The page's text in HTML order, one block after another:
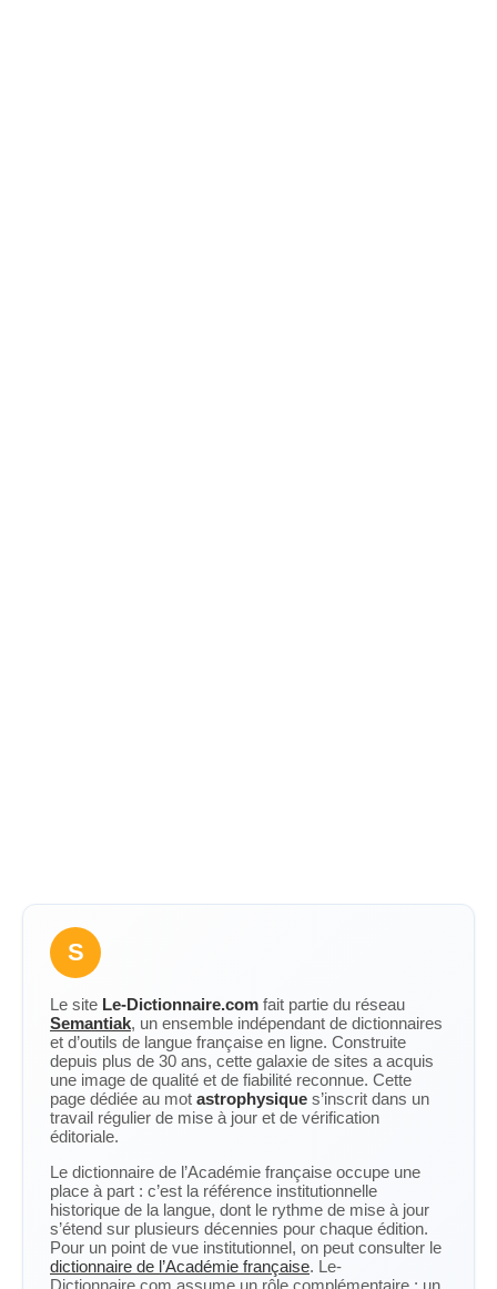
S
Le site Le-Dictionnaire.com fait partie du réseau
Semantiak, un ensemble indépendant de dictionnaires
et d’outils de langue française en ligne. Construite
depuis plus de 30 ans, cette galaxie de sites a acquis
une image de qualité et de fiabilité reconnue. Cette
page dédiée au mot astrophysique s’inscrit dans un
travail régulier de mise à jour et de vérification
éditoriale.
Le dictionnaire de l’Académie française occupe une
place à part : c’est la référence institutionnelle
historique de la langue, dont le rythme de mise à jour
s’étend sur plusieurs décennies pour chaque édition.
Pour un point de vue institutionnel, on peut consulter le
dictionnaire de l’Académie française. Le-
Dictionnaire.com assume un rôle complémentaire : un